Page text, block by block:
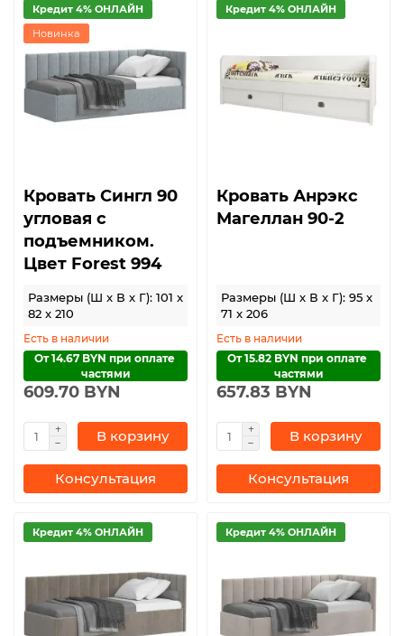
Кредит 4% ОНЛАЙН
Новинка
Кровать Сингл 90
угловая с
подъемником.
Цвет Forest 994
Размеры (Ш x В x Г): 101 x
82 x 210
Есть в наличии
От 14.67 BYN при оплате
частями
609.70 BYN
В корзину
Консультация
Кредит 4% ОНЛАЙН
Кровать Анрэкс
Магеллан 90-2
Размеры (Ш x В x Г): 95 x
71 x 206
Есть в наличии
От 15.82 BYN при оплате
частями
657.83 BYN
В корзину
Консультация
Кредит 4% ОНЛАЙН Кредит 4% ОНЛАЙН